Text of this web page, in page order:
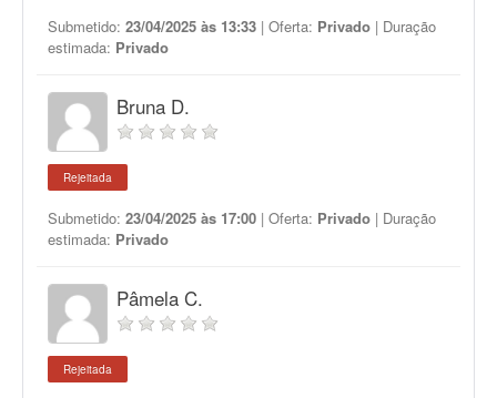
Submetido: 23/04/2025 às 13:33 | Oferta: Privado | Duração
estimada: Privado
Bruna D.
Rejeitada
Submetido: 23/04/2025 às 17:00 | Oferta: Privado | Duração
estimada: Privado
Pâmela C.
Rejeitada